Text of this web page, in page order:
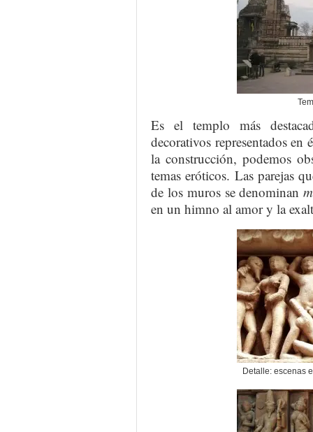
Es el templo más
decorativos representados en
la construcción, podemos
temas eróticos. Las parejas
de los muros se denominan
en un himno al amor y la
Detalle: escenas